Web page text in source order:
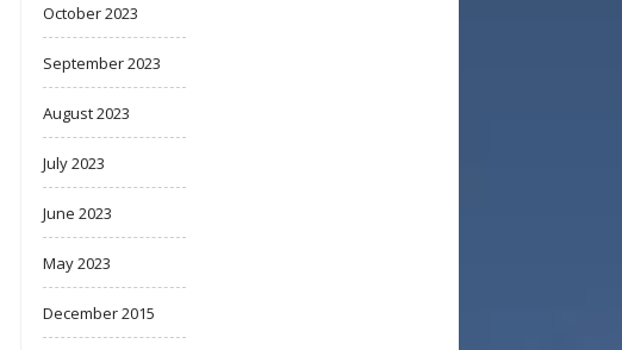
October 2023
September 2023
August 2023
July 2023
June 2023
May 2023
December 2015